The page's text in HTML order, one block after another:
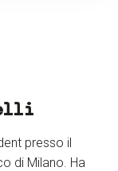
presso il
di Milano. Ha